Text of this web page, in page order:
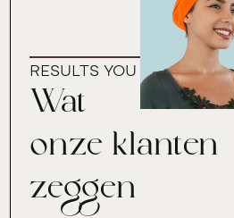
RESULTS YOU CAN TRUST
Wat
onze klanten
zeggen